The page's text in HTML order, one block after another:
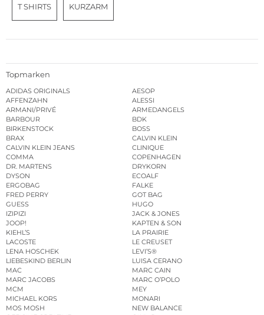
T SHIRTS KURZARM
Topmarken
ADIDAS ORIGINALS
AESOP
AFFENZAHN
ALESSI
ARMANI/PRIVÉ
ARMEDANGELS
BARBOUR
BDK
BIRKENSTOCK
BOSS
BRAX
CALVIN KLEIN
CALVIN KLEIN JEANS
CLINIQUE
COMMA
COPENHAGEN
DR. MARTENS
DRYKORN
DYSON
ECOALF
ERGOBAG
FALKE
FRED PERRY
GOT BAG
GUESS
HUGO
IZIPIZI
JACK & JONES
JOOP!
KAPTEN & SON
KIEHL’S
LA PRAIRIE
LACOSTE
LE CREUSET
LENA HOSCHEK
LEVI’S®
LIEBESKIND BERLIN
LUISA CERANO
MAC
MARC CAIN
MARC JACOBS
MARC O’POLO
MCM
MEY
MICHAEL KORS
MONARI
MOS MOSH
NEW BALANCE